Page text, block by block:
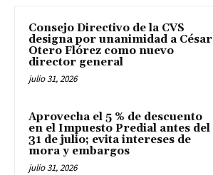
Consejo Directivo de la CVS
designa por unanimidad a César
Otero Flórez como nuevo
director general
julio 31, 2026
Aprovecha el 5 % de descuento
en el Impuesto Predial antes del
31 de julio; evita intereses de
mora y embargos
julio 31, 2026